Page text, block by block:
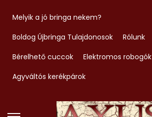
Melyik a jó bringa nekem?
Boldog Újbringa Tulajdonosok
Rólunk
Bérelhető cuccok
Elektromos robogók
Agyváltós kerékpárok